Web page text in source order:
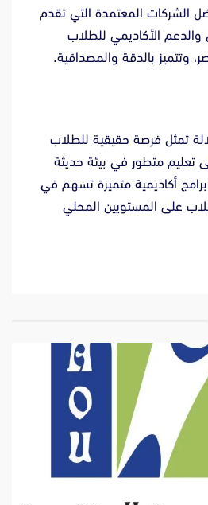
الشركات المعتمدة التي تقدم
والدعم الأكاديمي للطلاب
وتتميز بالدقة والمصداقية.
تمثل فرصة حقيقية للطلاب
تعليم متطور في بيئة حديثة
أكاديمية متميزة تسهم في
على المستويين المحلي